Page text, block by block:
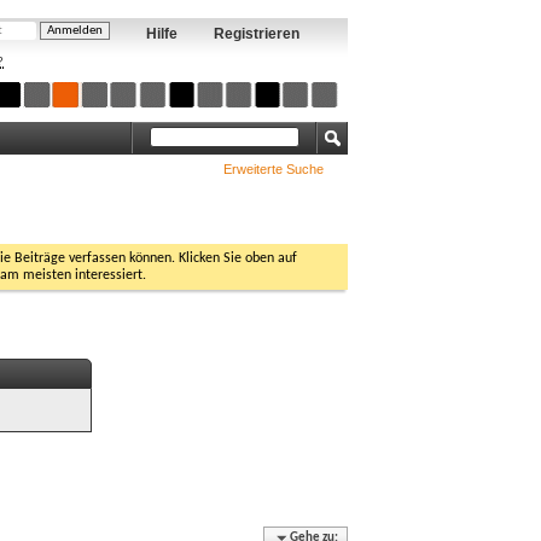
Registrieren
Hilfe
Erweiterte Suche
Beiträge verfassen können. Klicken Sie oben auf
am meisten interessiert.
Gehe zu: